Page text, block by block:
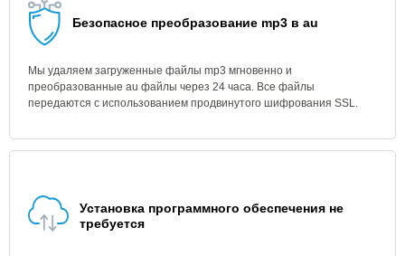
Безопасное преобразование mp3 в au
Мы удаляем загруженные файлы mp3 мгновенно и
преобразованные au файлы через 24 часа. Все файлы
передаются с использованием продвинутого шифрования SSL.
Установка программного обеспечения не
требуется